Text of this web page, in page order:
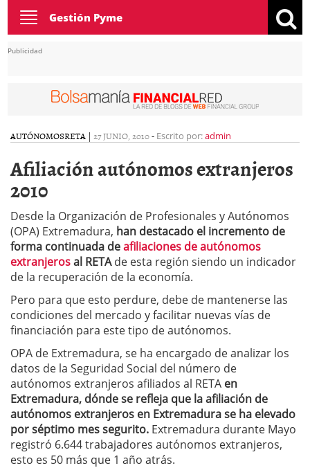
Toggle
navigation
Gestión Pyme
Publicidad
AUTÓNOMOSRETA | 27 JUNIO, 2010- Escrito por:admin
Afiliación autónomos extranjeros
2010
Desde la Organización de Profesionales y Autónomos
(OPA) Extremadura, han destacado el incremento de
forma continuada deafiliaciones de autónomos
extranjerosal RETAde esta región siendo un indicador
de la recuperación de la economía.
Pero para que esto perdure, debe de mantenerse las
condiciones del mercado y facilitar nuevas vías de
financiación para este tipo de autónomos.
OPA de Extremadura, se ha encargado de analizar los
datos de la Seguridad Social del número de
autónomos extranjeros afiliados al RETA en
Extremadura, dónde se refleja que la afiliación de
autónomos extranjeros en Extremadura se ha elevado
por séptimo mes segurito. Extremadura durante Mayo
registró 6.644 trabajadores autónomos extranjeros,
esto es 50 más que 1 año atrás.